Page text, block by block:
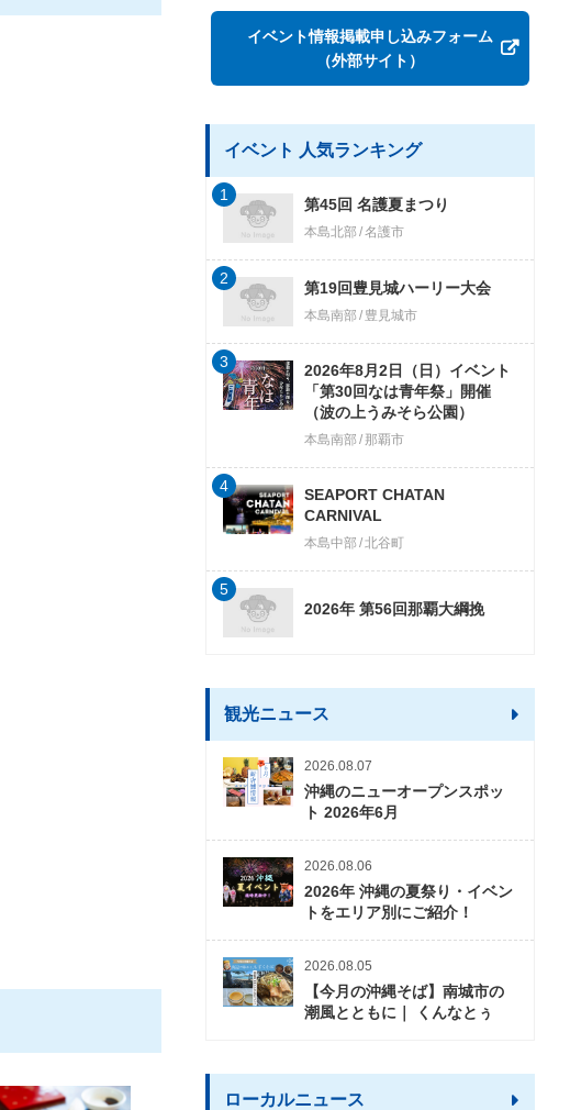
イベント情報掲載申し込みフォーム
（外部サイト）
イベント 人気ランキング
第45回 名護夏まつり
本島北部 名護市
1
第19回豊見城ハーリー大会
本島南部 豊見城市
2
2026年8月2日（日）イベント
「第30回なは青年祭」開催
（波の上うみそら公園）
本島南部 那覇市
3
SEAPORT CHATAN
CARNIVAL
本島中部 北谷町
4
2026年 第56回那覇大綱挽
5
観光ニュース
2026.08.07
沖縄のニューオープンスポッ
ト 2026年6月
2026.08.06
2026年 沖縄の夏祭り・イベン
トをエリア別にご紹介！
2026.08.05
【今月の沖縄そば】南城市の
潮風とともに｜ くんなとぅ
ローカルニュース